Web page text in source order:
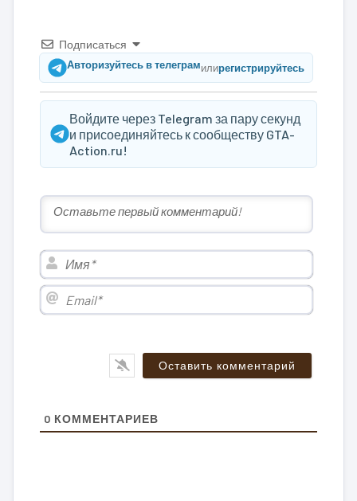
Подписаться
Авторизуйтесь в телеграмилирегистрируйтесь
Войдите через Telegram за пару секунд
и присоединяйтесь к сообществу GTA-
Action.ru!
Имя*
Email*
0 КОММЕНТАРИЕВ